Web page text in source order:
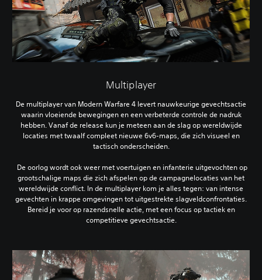
Multiplayer
De multiplayer van Modern Warfare 4 levert nauwkeurige gevechtsactie
waarin vloeiende bewegingen en een verbeterde controle de nadruk
hebben. Vanaf de release kun je meteen aan de slag op wereldwijde
locaties met twaalf compleet nieuwe 6v6-maps, die zich visueel en
tactisch onderscheiden.
‎ De oorlog wordt ook weer met voertuigen en infanterie uitgevochten op
grootschalige maps die zich afspelen op de campagnelocaties van het
wereldwijde conflict. In de multiplayer kom je alles tegen: van intense
gevechten in krappe omgevingen tot uitgestrekte slagveldconfrontaties.
Bereid je voor op razendsnelle actie, met een focus op tactiek en
competitieve gevechtsactie.